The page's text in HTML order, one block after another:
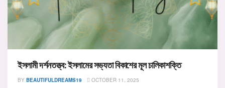
ইসলামী দর্শনতত্ত্ব: ইসলামের সভ্যতা বিকাশের মূল চালিকাশক্তি
BY BEAUTIFULDREAMS19 OCTOBER 11, 2025